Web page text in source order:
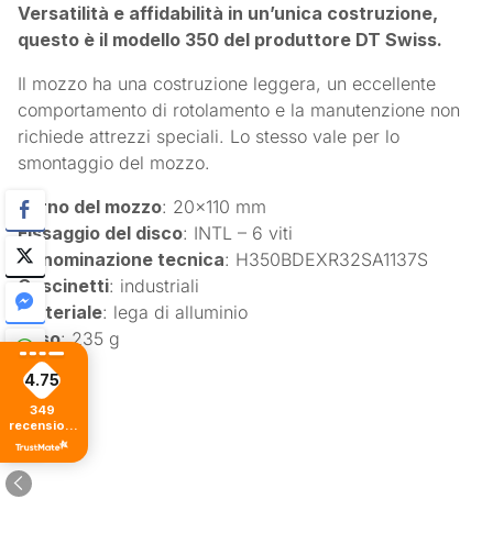
Versatilità e affidabilità in un’unica costruzione,
questo è il modello 350 del produttore DT Swiss.
Il mozzo ha una costruzione leggera, un eccellente
comportamento di rotolamento e la manutenzione non
richiede attrezzi speciali. Lo stesso vale per lo
smontaggio del mozzo.
Perno del mozzo: 20×110 mm
Fissaggio del disco: INTL – 6 viti
Denominazione tecnica: H350BDEXR32SA1137S
Cuscinetti: industriali
Materiale: lega di alluminio
Peso: 235 g
4.75
349
recensioni
di tutti i
tempi